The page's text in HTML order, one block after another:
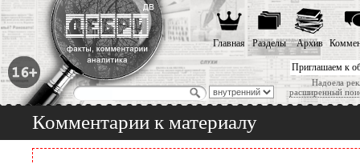
Приглашаем к
Надоела
расширенный
Главная Разделы Архив
Комментарии к материалу